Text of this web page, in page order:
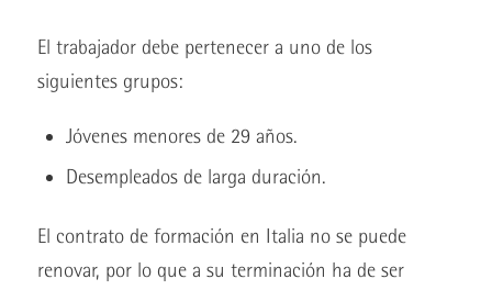
El trabajador debe pertenecer a uno de los
siguientes grupos:
Jóvenes menores de 29 años.
Desempleados de larga duración.
El contrato de formación en Italia no se puede
renovar, por lo que a su terminación ha de ser